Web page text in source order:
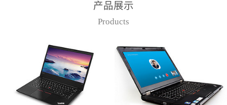
产品展示
Products